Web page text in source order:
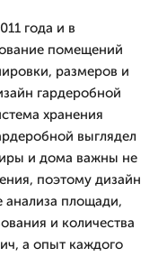
года и в
помещений
размеров и
гардеробной
хранения
выглядел
и дома важны не
поэтому дизайн
анализа площади,
и количества
а опыт каждого